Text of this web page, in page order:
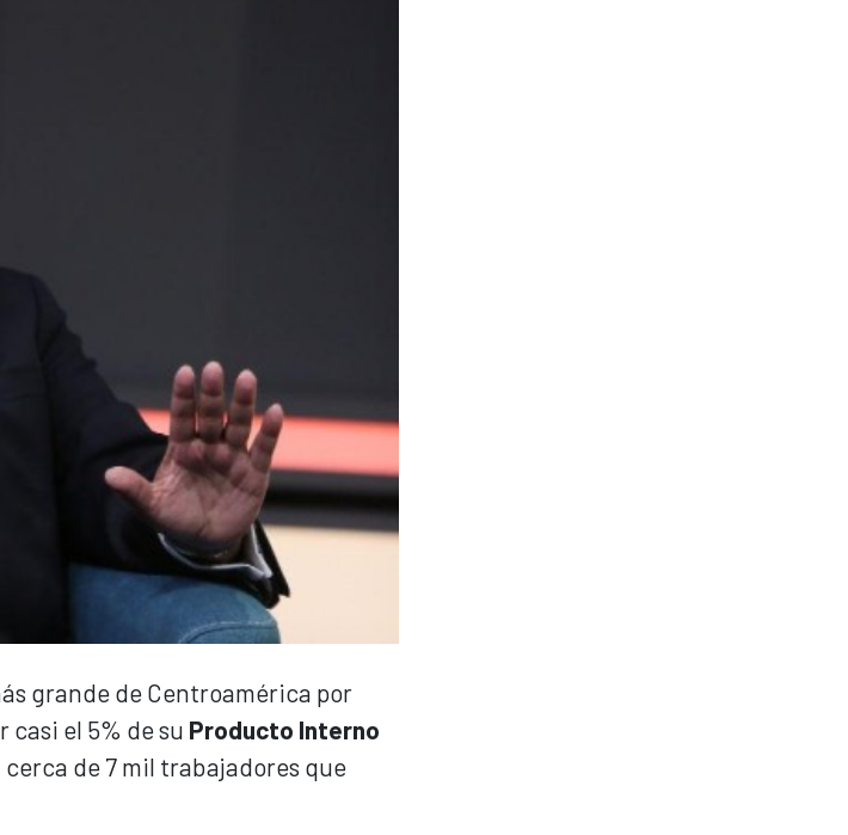
grande de Centroamérica por
casi el 5% de su Producto Interno
de 7 mil trabajadores que